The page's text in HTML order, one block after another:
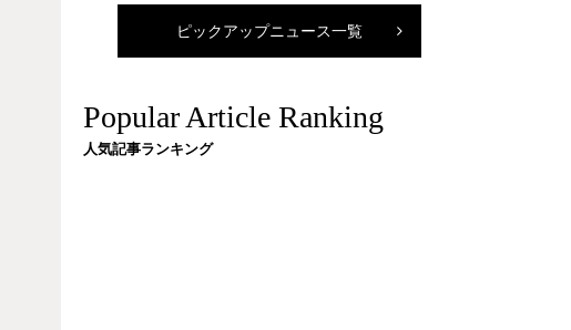
ピックアップニュース一覧
Popular Article Ranking
人気記事ランキング